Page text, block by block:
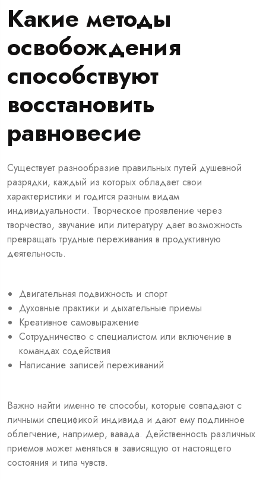
Какие методы
освобождения
способствуют
восстановить
равновесие
Существует разнообразие правильных путей душевной
разрядки, каждый из которых обладает свои
характеристики и годится разным видам
индивидуальности. Творческое проявление через
творчество, звучание или литературу дает возможность
превращать трудные переживания в продуктивную
деятельность.
Двигательная подвижность и спорт
Духовные практики и дыхательные приемы
Креативное самовыражение
Сотрудничество с специалистом или включение в
командах содействия
Написание записей переживаний
Важно найти именно те способы, которые совпадают с
личными спецификой индивида и дают ему подлинное
облегчение, например, вавада. Действенность различных
приемов может меняться в зависящую от настоящего
состояния и типа чувств.